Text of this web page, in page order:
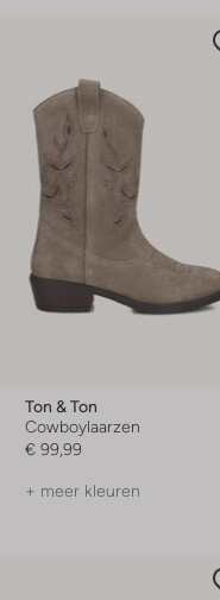
Ton & Ton
Cowboylaarzen
€ 99,99
+ meer kleuren